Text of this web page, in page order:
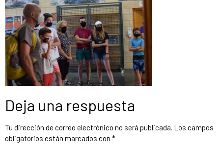
Deja una respuesta
Tu dirección de correo electrónico no será publicada. Los campos
obligatorios están marcados con *